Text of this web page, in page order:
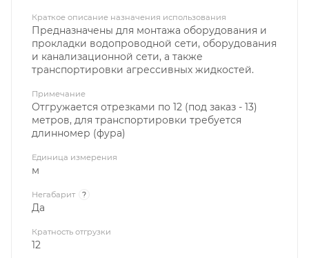
Краткое описание назначения использования
Предназначены для монтажа оборудования и
прокладки водопроводной сети, оборудования
и канализационной сети, а также
транспортировки агрессивных жидкостей.
Примечание
Отгружается отрезками по 12 (под заказ - 13)
метров, для транспортировки требуется
длинномер (фура)
Единица измерения
м
Негабарит ?
Да
Кратность отгрузки
12